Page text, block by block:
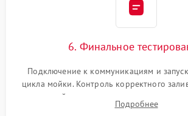
6. Финальное
Подключение к коммуникациям и
цикла мойки. Контроль корректного
до нужной температуры, отсутствия
штатного слива и абсолютной
Подробнее